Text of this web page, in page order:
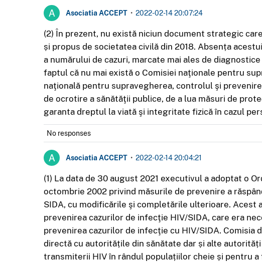
Asociatia ACCEPT • 2022-02-14 20:07:24
(2) În prezent, nu există niciun document strategic
și propus de societatea civilă din 2018. Absența
a numărului de cazuri, marcate mai ales de
faptul că nu mai există o Comisiei naţionale pentru
naţională pentru supravegherea, controlul şi
de ocrotire a sănătăţii publice, de a lua măsuri de
garanta dreptul la viată şi integritate fizică în cazul
No responses
Asociatia ACCEPT • 2022-02-14 20:04:21
(1) La data de 30 august 2021 executivul a adoptat o
octombrie 2002 privind măsurile de prevenire a
SIDA, cu modificările şi completările ulterioare.
prevenirea cazurilor de infecţie HIV/SIDA, care era
prevenirea cazurilor de infecţie cu HIV/SIDA.
directă cu autoritățile din sănătate dar și alte
transmiterii HIV în rândul populațiilor cheie și pentru